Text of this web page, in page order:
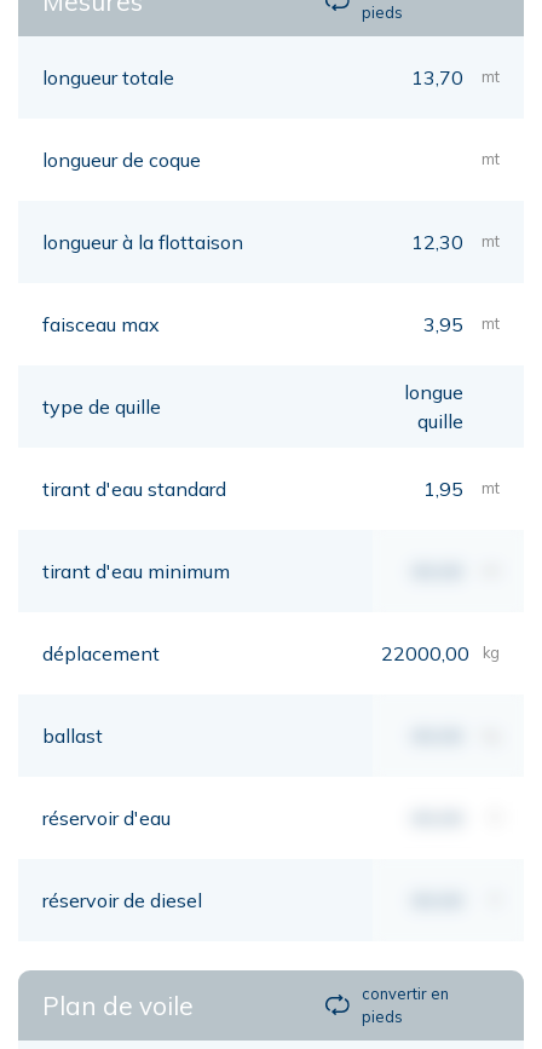
pieds
longueur totale 13,70 mt
longueur de coque mt
longueur à la flottaison 12,30 mt
faisceau max 3,95 mt
type de quille
longue
quille
tirant d'eau standard 1,95 mt
tirant d'eau minimum
déplacement 22000,00 kg
ballast
réservoir d'eau
réservoir de diesel
Plan de voile
convertir en
pieds